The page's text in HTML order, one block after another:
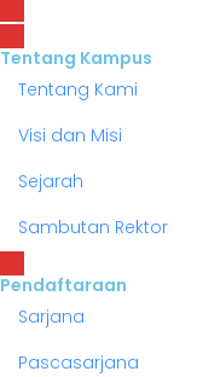
Tentang Kampus
Tentang Kami
Visi dan Misi
Sejarah
Sambutan Rektor
Pendaftaraan
Sarjana
Pascasarjana